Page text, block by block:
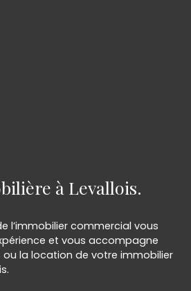
à Levallois.
l’immobilier commercial vous
et vous accompagne
ou la location de votre immobilier